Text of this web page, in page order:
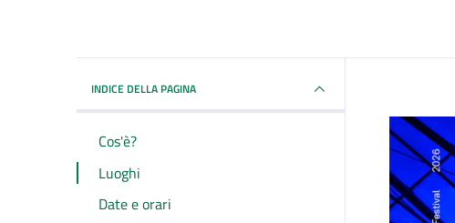
INDICE DELLA PAGINA
Cos'è?
Luoghi
Date e orari